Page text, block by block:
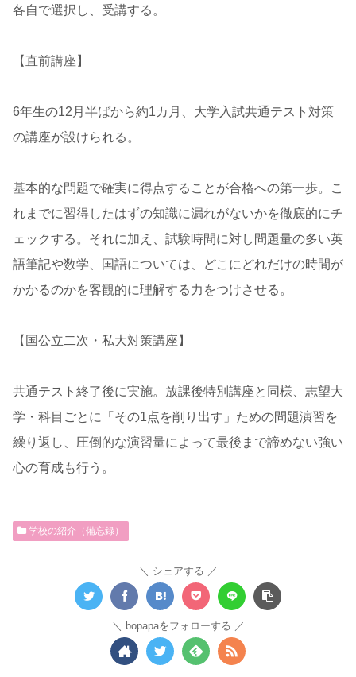
各自で選択し、受講する。
【直前講座】
6年生の12月半ばから約1カ月、大学入試共通テスト対策
の講座が設けられる。
基本的な問題で確実に得点することが合格への第一歩。こ
れまでに習得したはずの知識に漏れがないかを徹底的にチ
ェックする。それに加え、試験時間に対し問題量の多い英
語筆記や数学、国語については、どこにどれだけの時間が
かかるのかを客観的に理解する力をつけさせる。
【国公立二次・私大対策講座】
共通テスト終了後に実施。放課後特別講座と同様、志望大
学・科目ごとに「その1点を削り出す」ための問題演習を
繰り返し、圧倒的な演習量によって最後まで諦めない強い
心の育成も行う。
学校の紹介（備忘録）
シェアする
bopapaをフォローする